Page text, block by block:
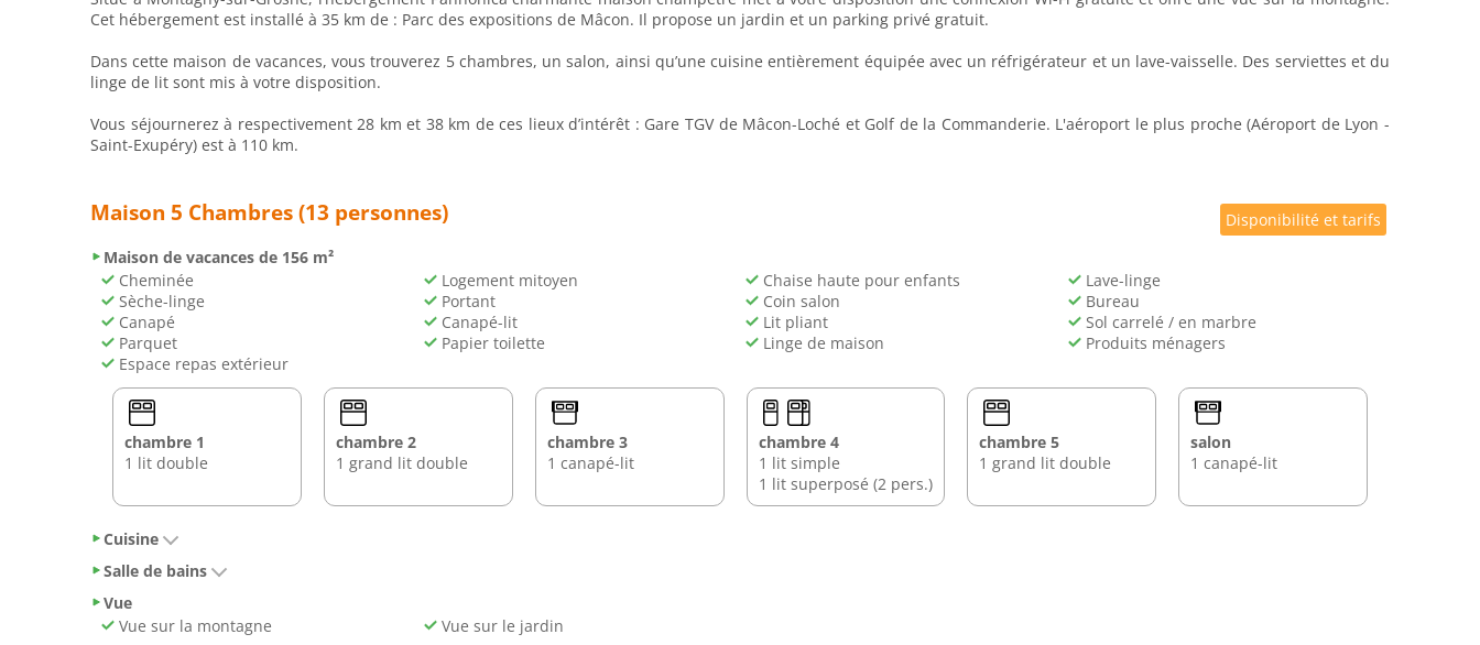
Cet hébergement est installé à 35 km de : Parc des expositions de Mâcon. Il propose un jardin et un parking privé gratuit.
Dans cette maison de vacances, vous trouverez 5 chambres, un salon, ainsi qu’une cuisine entièrement équipée avec un réfrigérateur et un lave-vaisselle. Des serviettes et du
linge de lit sont mis à votre disposition.
Vous séjournerez à respectivement 28 km et 38 km de ces lieux d’intérêt : Gare TGV de Mâcon-Loché et Golf de la Commanderie. L'aéroport le plus proche (Aéroport de Lyon -
Saint-Exupéry) est à 110 km.
Maison 5 Chambres (13 personnes)
Maison de vacances de 156 m²
Cheminée
Logement mitoyen Chaise haute pour enfants
Lave-linge
Sèche-linge
Portant Coin salon
Bureau
Canapé
Canapé-lit Lit pliant
Sol carrelé / en marbre
Parquet
Papier toilette Linge de maison
Produits ménagers
Espace repas extérieur
chambre 1
1 lit double
chambre 2
1 grand lit double
chambre 3
1 canapé-lit
chambre 4
1 lit simple
1 lit superposé (2 pers.)
chambre 5
1 grand lit double
salon
1 canapé-lit
Cuisine
Salle de bains
Vue
Vue sur la montagne
Vue sur le jardin
Disponibilité et tarifs